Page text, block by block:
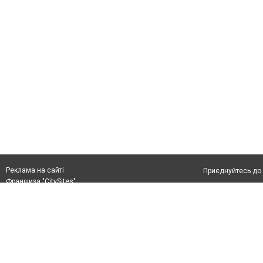
Реклама на сайті
Франшиза "CitySites"
Приєднуйтесь до